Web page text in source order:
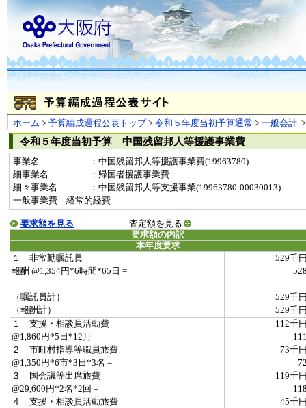
ホーム > 予算編成過程公表トップ> 令和５年度当初予算通常 > 一般会計
令和５年度当初予算 中国残留邦人等援護事業費
事業名
：中国残留邦人等援護事業費(19963780)
細事業名
：帰国者援護事業費
細々事業名
：中国残留邦人等支援事業(19963780-00030013)
一般事業費 経常的経費
要求額を見る
査定額を見る
要求額の内訳
本年度要求
１ 非常勤嘱託員
529千
報酬 @1,354円*6時間*65日 =
（嘱託員計）
529千
（報酬計）
529千
１ 支援・相談員活動費
112千
@1,860円*5日*12月 =
２ 市町村指導等職員旅費
73千
@1,350円*6市*3日*3名 =
３ 国会議等出席旅費
119千
@29,600円*2名*2回 =
４ 支援・相談員活動旅費
45千